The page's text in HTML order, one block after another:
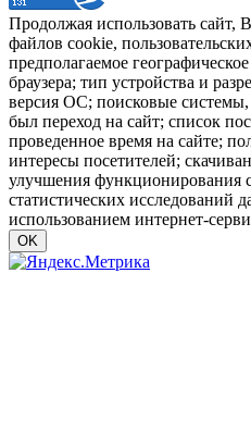
Продолжая использовать сайт,
файлов cookie,
предполагаемое
браузера; тип устройства и
версия ОС; поисковые
был переход на сайт; список
проведенное время на сайте;
интересы посетителей;
улучшения функционирования
статистических исследований
использованием интернет-
OK